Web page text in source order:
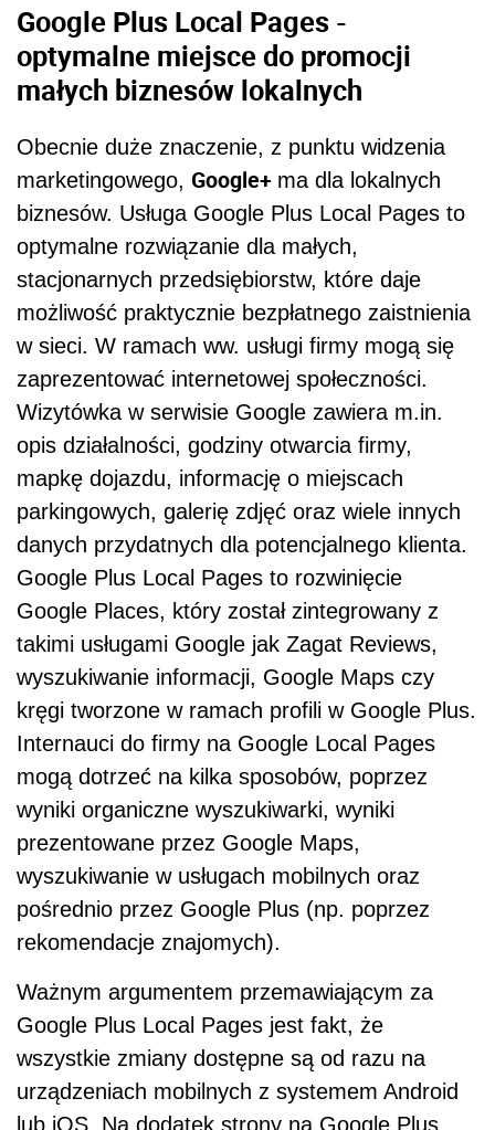
Google Plus Local Pages -
optymalne miejsce do promocji
małych biznesów lokalnych
Obecnie duże znaczenie, z punktu widzenia
marketingowego, Google+ ma dla lokalnych
biznesów. Usługa Google Plus Local Pages to
optymalne rozwiązanie dla małych,
stacjonarnych przedsiębiorstw, które daje
możliwość praktycznie bezpłatnego zaistnienia
w sieci. W ramach ww. usługi firmy mogą się
zaprezentować internetowej społeczności.
Wizytówka w serwisie Google zawiera m.in.
opis działalności, godziny otwarcia firmy,
mapkę dojazdu, informację o miejscach
parkingowych, galerię zdjęć oraz wiele innych
danych przydatnych dla potencjalnego klienta.
Google Plus Local Pages to rozwinięcie
Google Places, który został zintegrowany z
takimi usługami Google jak Zagat Reviews,
wyszukiwanie informacji, Google Maps czy
kręgi tworzone w ramach profili w Google Plus.
Internauci do firmy na Google Local Pages
mogą dotrzeć na kilka sposobów, poprzez
wyniki organiczne wyszukiwarki, wyniki
prezentowane przez Google Maps,
wyszukiwanie w usługach mobilnych oraz
pośrednio przez Google Plus (np. poprzez
rekomendacje znajomych).
Ważnym argumentem przemawiającym za
Google Plus Local Pages jest fakt, że
wszystkie zmiany dostępne są od razu na
urządzeniach mobilnych z systemem Android
lub iOS. Na dodatek strony na Google Plus